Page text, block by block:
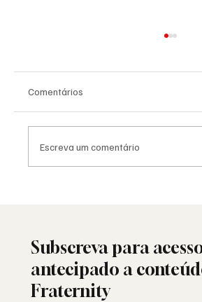
Comentários
Escreva um comentário
Subscreva para
antecipado a
Fraternity